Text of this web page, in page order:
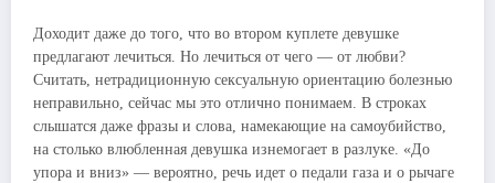
Доходит даже до того, что во втором куплете девушке
предлагают лечиться. Но лечиться от чего — от любви?
Считать, нетрадиционную сексуальную ориентацию болезнью
неправильно, сейчас мы это отлично понимаем. В строках
слышатся даже фразы и слова, намекающие на самоубийство,
на столько влюбленная девушка изнемогает в разлуке. «До
упора и вниз» — вероятно, речь идет о педали газа и о рычаге